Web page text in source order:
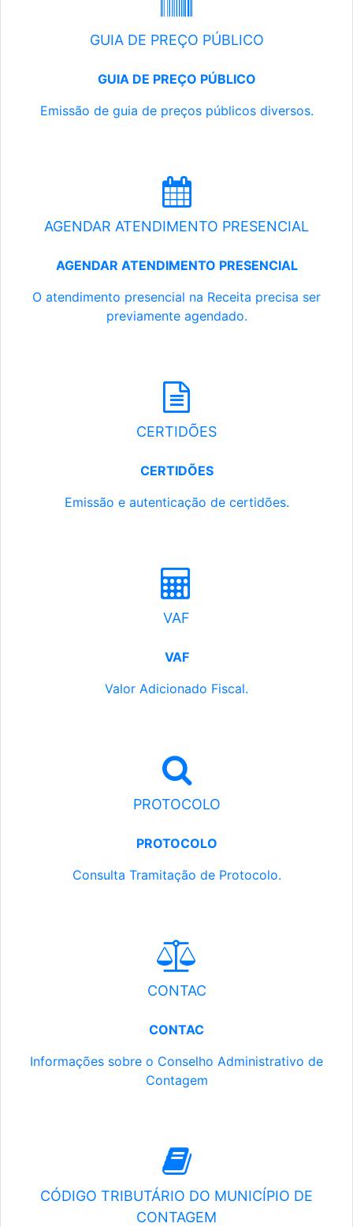
GUIA DE PREÇO PÚBLICO
GUIA DE PREÇO PÚBLICO
Emissão de guia de preços públicos diversos.
AGENDAR ATENDIMENTO PRESENCIAL
AGENDAR ATENDIMENTO PRESENCIAL
O atendimento presencial na Receita precisa ser
previamente agendado.
CERTIDÕES
CERTIDÕES
Emissão e autenticação de certidões.
VAF
VAF
Valor Adicionado Fiscal.
PROTOCOLO
PROTOCOLO
Consulta Tramitação de Protocolo.
CONTAC
CONTAC
Informações sobre o Conselho Administrativo de
Contagem
CÓDIGO TRIBUTÁRIO DO MUNICÍPIO DE
CONTAGEM